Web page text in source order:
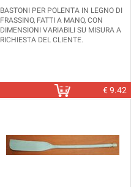
BASTONI PER POLENTA IN LEGNO DI
FRASSINO, FATTI A MANO, CON
DIMENSIONI VARIABILI SU MISURA A
RICHIESTA DEL CLIENTE.
€9.42